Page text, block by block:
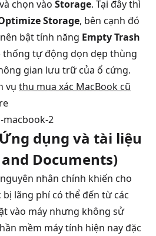
và chọn vào Storage. Tại đây thì
Storage, bên cạnh đó
bật tính năng Empty Trash
thống tự động dọn dẹp thùng
gian lưu trữ của ổ cứng.
vụ thu mua xác MacBook cũ
dụng và tài liệu
Documents)
nhân chính khiến cho
lãng phí có thể đến từ các
vào máy nhưng không sử
mềm máy tính hiện nay đặc